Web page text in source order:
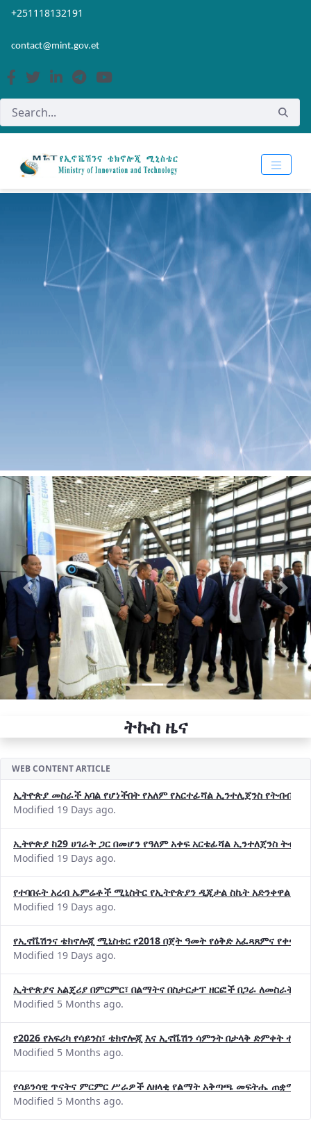
Skip to Main Content
Open Accessibility Menu
+251118132191
contact@mint.gov.et
Previous Next
ትኩስ ዜና
WEB CONTENT ARTICLE
ኢትዮጵያ መስራች አባል የሆነችበት የአለም የአርተፊሻል ኢንተሊጀንስ የትብብር
Modified 19 Days ago.
ኢትዮጵያ ከ29 ሀገራት ጋር በመሆን የዓለም አቀፍ አርቴፊሻል ኢንተለጀንስ
Modified 19 Days ago.
የተባበሩት አረብ ኤምሬቶች ሚኒስትር የኢትዮጵያን ዲጂታል ስኬት አድንቀዋል
Modified 19 Days ago.
የኢኖቬሽንና ቴክኖሎጂ ሚኒስቴር የ2018 በጀት ዓመት የዕቅድ አፈጻጸምና
Modified 19 Days ago.
ኢትዮጵያና አልጄሪያ በምርምር፣ በልማትና በስታርታፕ ዘርፎች በጋራ ለመስራት
Modified 5 Months ago.
የ2026 የአፍሪካ የሳይንስ፣ ቴክኖሎጂ እና ኢኖቬሽን ሳምንት በታላቅ ድምቀት
Modified 5 Months ago.
የሳይንሳዊ ጥናትና ምርምር ሥራዎች ለዘላቂ የልማት አቅጣጫ መፍትሔ ጠቋሚ
Modified 5 Months ago.